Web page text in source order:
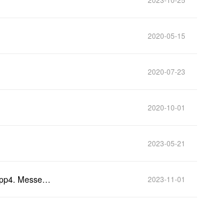
2020-05-15
2020-07-23
2020-10-01
2023-05-21
Meta旗下都有以下社交产品？​1. Facebook2. Instagram3. WhatsApp4. Messenger更多 2023-11-01